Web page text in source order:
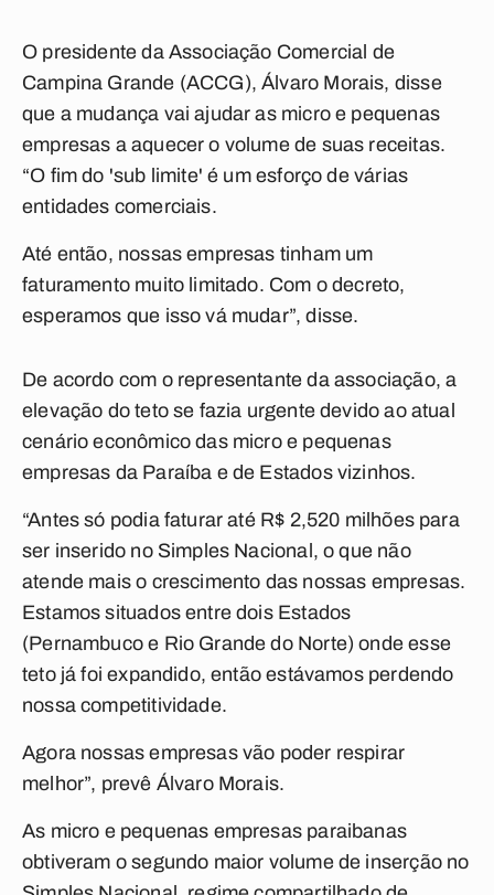
O presidente da Associação Comercial de
Campina Grande (ACCG), Álvaro Morais, disse
que a mudança vai ajudar as micro e pequenas
empresas a aquecer o volume de suas receitas.
“O fim do 'sub limite' é um esforço de várias
entidades comerciais.
Até então, nossas empresas tinham um
faturamento muito limitado. Com o decreto,
esperamos que isso vá mudar”, disse.
De acordo com o representante da associação, a
elevação do teto se fazia urgente devido ao atual
cenário econômico das micro e pequenas
empresas da Paraíba e de Estados vizinhos.
“Antes só podia faturar até R$ 2,520 milhões para
ser inserido no Simples Nacional, o que não
atende mais o crescimento das nossas empresas.
Estamos situados entre dois Estados
(Pernambuco e Rio Grande do Norte) onde esse
teto já foi expandido, então estávamos perdendo
nossa competitividade.
Agora nossas empresas vão poder respirar
melhor”, prevê Álvaro Morais.
As micro e pequenas empresas paraibanas
obtiveram o segundo maior volume de inserção no